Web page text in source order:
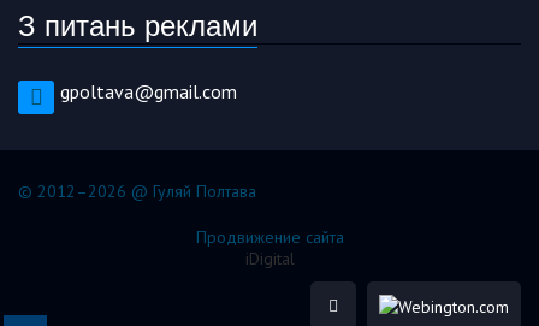
З питань реклами
gpoltava@gmail.com
© 2012–2026 @ Гуляй Полтава
Продвижение сайта
iDigital